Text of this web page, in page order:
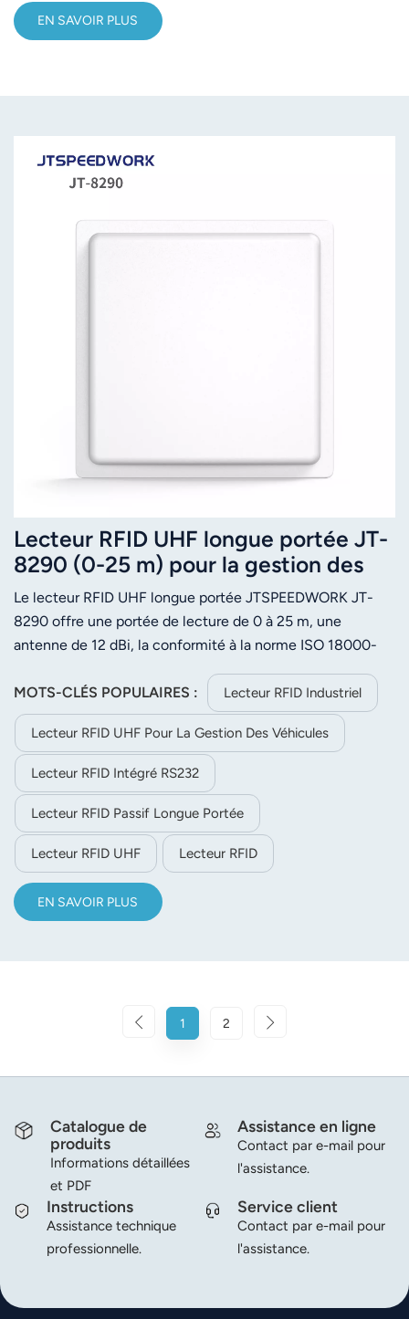
EN SAVOIR PLUS
Lecteur RFID UHF longue portée JT-
8290 (0-25 m) pour la gestion des
véhicules
Le lecteur RFID UHF longue portée JTSPEEDWORK JT-
8290 offre une portée de lecture de 0 à 25 m, une
antenne de 12 dBi, la conformité à la norme ISO 18000-
Il excelle dans la gestion des véhicules, la logistique, les
douanes et la production grâce à une lecture stable des
étiquettes individuelles.
MOTS-CLÉS POPULAIRES : Lecteur RFID Industriel
Lecteur RFID UHF Pour La Gestion Des Véhicules
Lecteur RFID Intégré RS232
Lecteur RFID Passif Longue Portée
Lecteur RFID UHF Lecteur RFID
EN SAVOIR PLUS
1 2
Catalogue de
produits
Informations détaillées
et PDF
Assistance en ligne
Contact par e-mail pour
l'assistance.
Instructions
Assistance technique
professionnelle.
Service client
Contact par e-mail pour
l'assistance.